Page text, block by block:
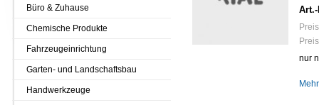
Art.-
nur
Büro & Zuhause
Chemische Produkte
Fahrzeugeinrichtung
Garten- und Landschaftsbau
Handwerkzeuge